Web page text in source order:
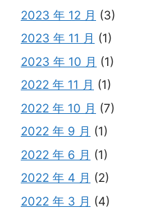
2023 年 12 月 (3)
2023 年 11 月 (1)
2023 年 10 月 (1)
2022 年 11 月 (1)
2022 年 10 月 (7)
2022 年 9 月 (1)
2022 年 6 月 (1)
2022 年 4 月 (2)
2022 年 3 月 (4)